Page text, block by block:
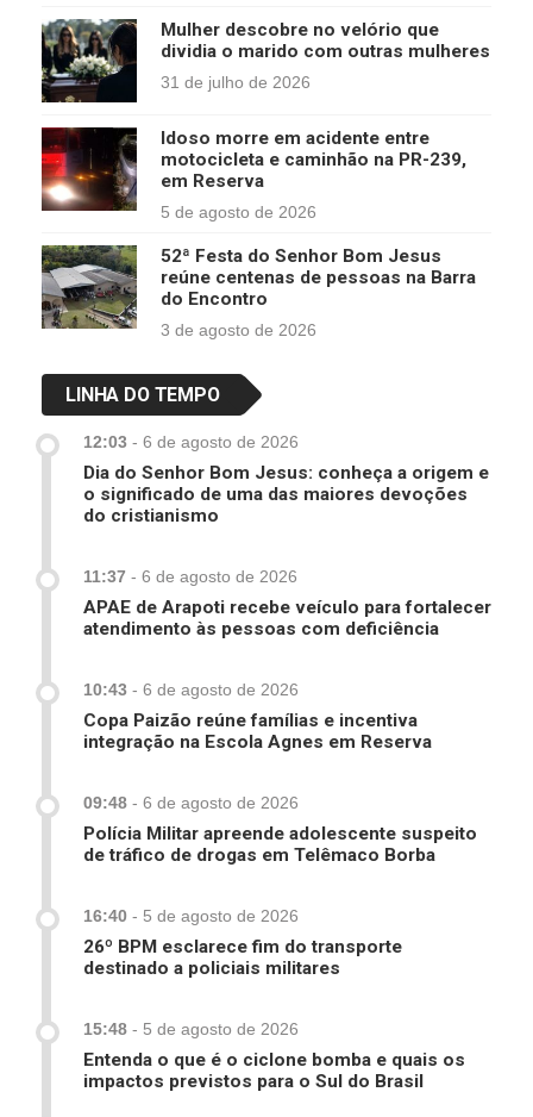
Mulher descobre no velório que
dividia o marido com outras mulheres
31 de julho de 2026
Idoso morre em acidente entre
motocicleta e caminhão na PR-239,
em Reserva
5 de agosto de 2026
52ª Festa do Senhor Bom Jesus
reúne centenas de pessoas na Barra
do Encontro
3 de agosto de 2026
LINHA DO TEMPO
12:03 - 6 de agosto de 2026
Dia do Senhor Bom Jesus: conheça a origem e
o significado de uma das maiores devoções
do cristianismo
11:37 - 6 de agosto de 2026
APAE de Arapoti recebe veículo para fortalecer
atendimento às pessoas com deficiência
10:43 - 6 de agosto de 2026
Copa Paizão reúne famílias e incentiva
integração na Escola Agnes em Reserva
09:48 - 6 de agosto de 2026
Polícia Militar apreende adolescente suspeito
de tráfico de drogas em Telêmaco Borba
16:40 - 5 de agosto de 2026
26º BPM esclarece fim do transporte
destinado a policiais militares
15:48 - 5 de agosto de 2026
Entenda o que é o ciclone bomba e quais os
impactos previstos para o Sul do Brasil